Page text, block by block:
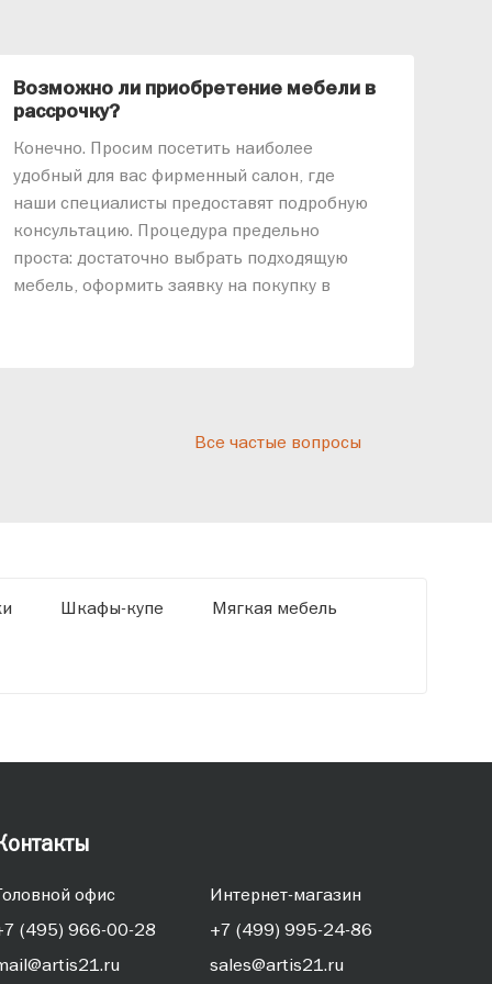
Возможно ли приобретение мебели в
рассрочку?
Конечно. Просим посетить наиболее
удобный для вас фирменный салон, где
наши специалисты предоставят подробную
консультацию. Процедура предельно
проста: достаточно выбрать подходящую
мебель, оформить заявку на покупку в
Все частые вопросы
Шкафы-купе Мягкая мебель
офис
(495) 966-00-28
Интернет-магазин
+7 (499) 995-24-86
sales@artis21.ru